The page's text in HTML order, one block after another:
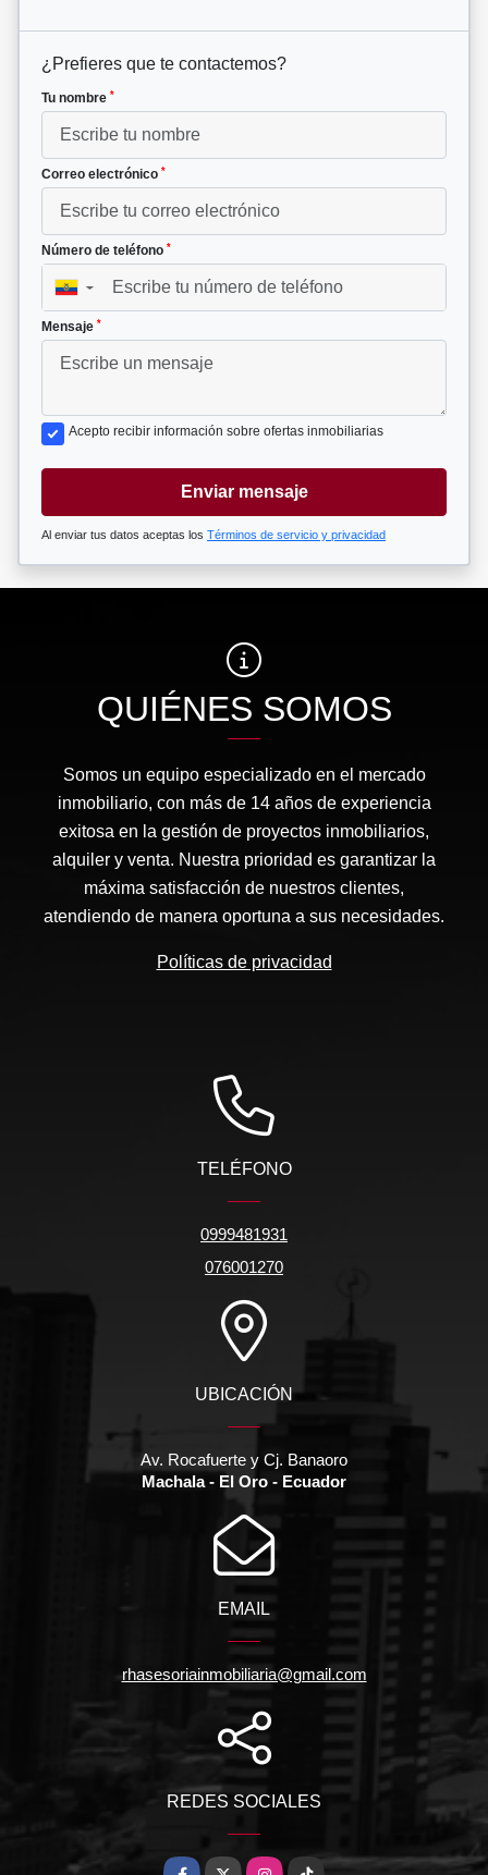
¿Prefieres que te contactemos?
Tu nombre *
Correo electrónico *
Número de teléfono *
▼
Mensaje *
Acepto recibir información sobre ofertas inmobiliarias
Enviar mensaje
Al enviar tus datos aceptas los Términos de servicio y privacidad
QUIÉNES SOMOS
Somos un equipo especializado en el mercado
inmobiliario, con más de 14 años de experiencia
exitosa en la gestión de proyectos inmobiliarios,
alquiler y venta. Nuestra prioridad es garantizar la
máxima satisfacción de nuestros clientes,
atendiendo de manera oportuna a sus necesidades.
Políticas de privacidad
TELÉFONO
0999481931
076001270
UBICACIÓN
Av. Rocafuerte y Cj. Banaoro
Machala - El Oro - Ecuador
EMAIL
rhasesoriainmobiliaria@gmail.com
REDES SOCIALES
Facebook
X Instagram
TikTok